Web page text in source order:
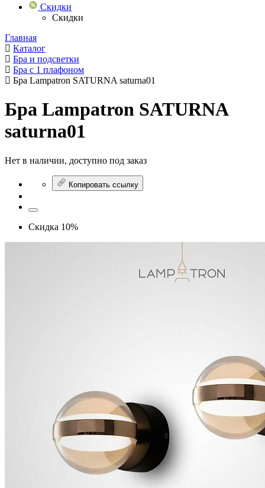
Скидки
Скидки
Главная
Каталог
Бра и подсветки
Бра с 1 плафоном
Бра Lampatron SATURNA saturna01
Бра Lampatron SATURNA
saturna01
Нет в наличии, доступно под заказ
Копировать ссылку
Скидка 10%